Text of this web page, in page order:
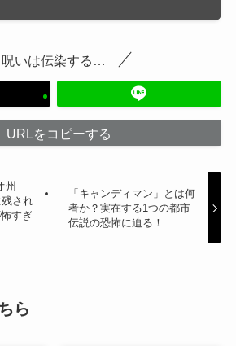
呪いは伝染する…
URLをコピーする
州
残され
すぎ
「キャンディマン」とは何
者か？実在する1つの都市
伝説の恐怖に迫る！
ら